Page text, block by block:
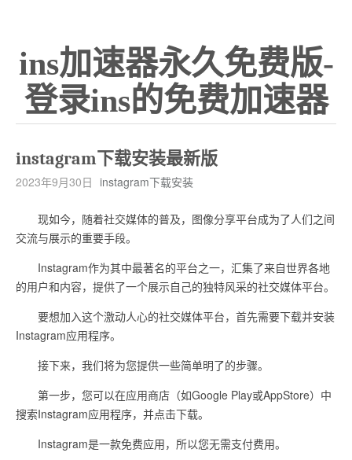
ins加速器永久免费版-
登录ins的免费加速器
instagram下载安装最新版
2023年9月30日 instagram下载安装
现如今，随着社交媒体的普及，图像分享平台成为了人们之间
交流与展示的重要手段。
Instagram作为其中最著名的平台之一，汇集了来自世界各地
的用户和内容，提供了一个展示自己的独特风采的社交媒体平台。
要想加入这个激动人心的社交媒体平台，首先需要下载并安装
Instagram应用程序。
接下来，我们将为您提供一些简单明了的步骤。
第一步，您可以在应用商店（如Google Play或AppStore）中
搜索Instagram应用程序，并点击下载。
Instagram是一款免费应用，所以您无需支付费用。